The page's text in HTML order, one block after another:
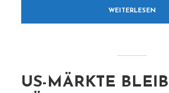
WEITERLESEN
US-MÄRKTE